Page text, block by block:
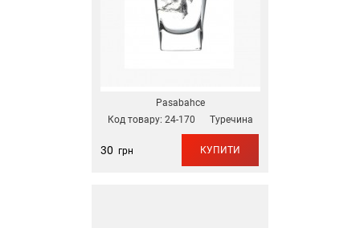
Pasabahce
Код товару: 24-170 Туречина
30 грн КУПИТИ